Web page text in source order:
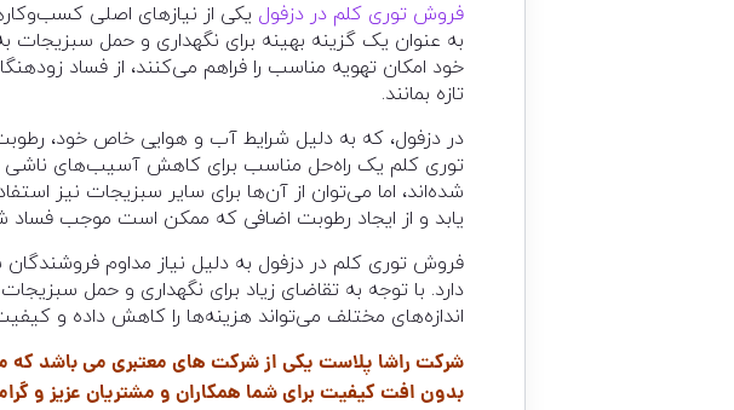
فروش توری کلم در دزفول یکی از نیازهای اصلی
به عنوان یک گزینه بهینه برای نگهداری و حمل سبزیجات
خود امکان تهویه مناسب را فراهم می‌کنند، از فساد
تازه بمانند.
در دزفول، که به دلیل شرایط آب و هوایی خاص خود،
توری کلم یک راه‌حل مناسب برای کاهش آسیب‌های ناشی
شده‌اند، اما می‌توان از آن‌ها برای سایر سبزیجات نیز
یابد و از ایجاد رطوبت اضافی که ممکن است موجب فساد
فروش توری کلم در دزفول به دلیل نیاز مداوم
دارد. با توجه به تقاضای زیاد برای نگهداری و حمل
اندازه‌های مختلف می‌تواند هزینه‌ها را کاهش داده و
شرکت راشا پلاست یکی از شرکت های معتبری می باشد که
بدون افت کیفیت برای شما همکاران و مشتریان عزیز و